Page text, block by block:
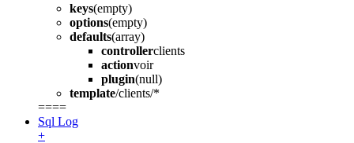
keys(empty)
options(empty)
defaults(array)
controllerclients
actionvoir
plugin(null)
template/clients/*
====
Sql Log
+